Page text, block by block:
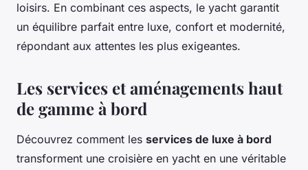
loisirs. En combinant ces aspects, le yacht garantit
un équilibre parfait entre luxe, confort et modernité,
répondant aux attentes les plus exigeantes.
Les services et aménagements haut
de gamme à bord
Découvrez comment les services de luxe à bord
transforment une croisière en yacht en une véritable